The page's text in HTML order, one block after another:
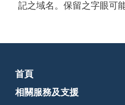
記之域名。保留之字眼可
首頁
相關服務及支援